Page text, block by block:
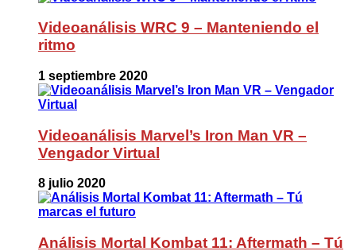
Videoanálisis WRC 9 – Manteniendo el
ritmo
1 septiembre 2020
Videoanálisis Marvel’s Iron Man VR –
Vengador Virtual
8 julio 2020
Análisis Mortal Kombat 11: Aftermath – Tú